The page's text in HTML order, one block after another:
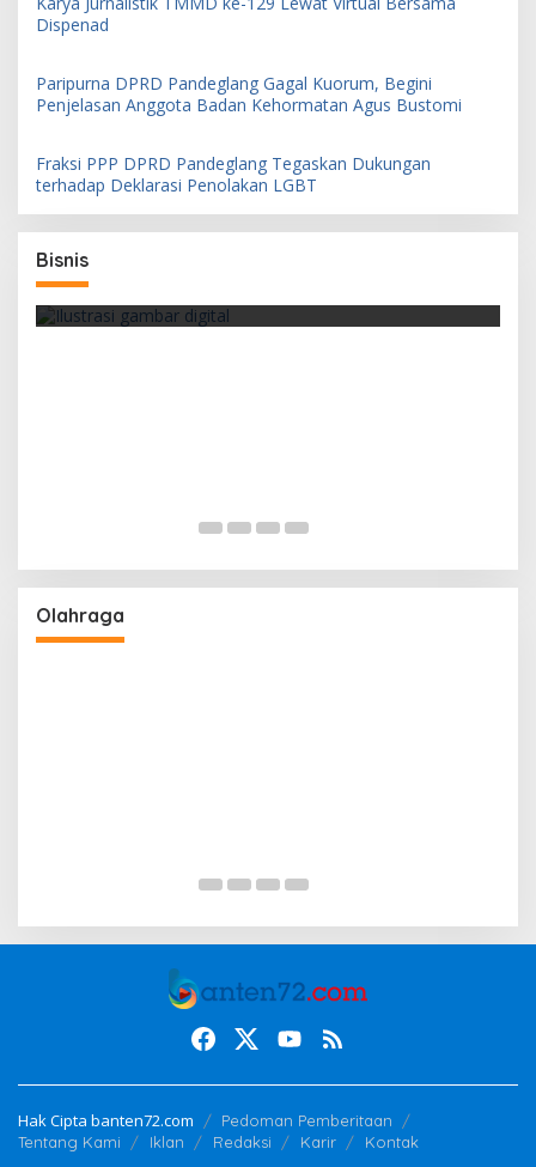
Dispenad
Paripurna DPRD Pandeglang Gagal Kuorum, Begini
Penjelasan Anggota Badan Kehormatan Agus Bustomi
Fraksi PPP DPRD Pandeglang Tegaskan Dukungan
terhadap Deklarasi Penolakan LGBT
Bisnis
Bersubsidi Lewat Koperasi Merah Putih
Olahraga
Ratusan Atlet se Banten Siap Berlaga di
Goong Mandalawangi Pandeglang
Hak Cipta banten72.com
Pedoman Pemberitaan
Tentang Kami
Iklan Redaksi Karir Kontak